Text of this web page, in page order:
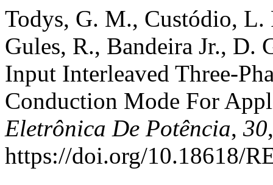
Todys, G. M., Custódio, L.
Gules, R., Bandeira Jr.,
Input Interleaved Three-
Conduction Mode For
Eletrônica De Potência, 30
https://doi.org/10.18618/